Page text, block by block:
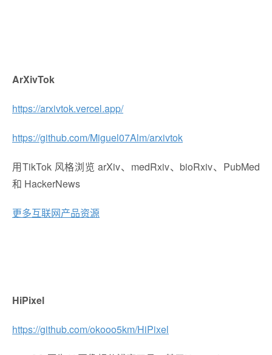
ArXivTok
https://arxivtok.vercel.app/
https://github.com/Miguel07Alm/arxivtok
用TikTok 风格浏览 arXiv、medRxiv、bioRxiv、PubMed
和 HackerNews
更多互联网产品资源
HiPixel
https://github.com/okooo5km/HiPixel